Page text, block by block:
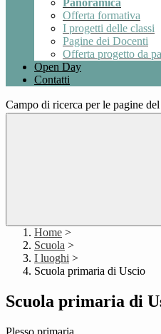
Panoramica
Offerta formativa
I progetti delle classi
Pagine dei Docenti
Offerta progetto da
Open Day
Contatti
Campo di ricerca per le pagine
Home >
Scuola >
I luoghi >
Scuola primaria di Uscio
Scuola primaria di